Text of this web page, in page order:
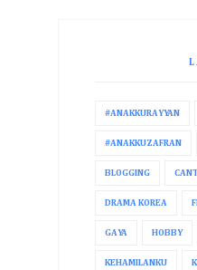
#ANAKKURAYYAN
#ANAKKUZAFRAN
BLOGGING
DRAMA KOREA
GAYA HOBBY
KEHAMILANKU